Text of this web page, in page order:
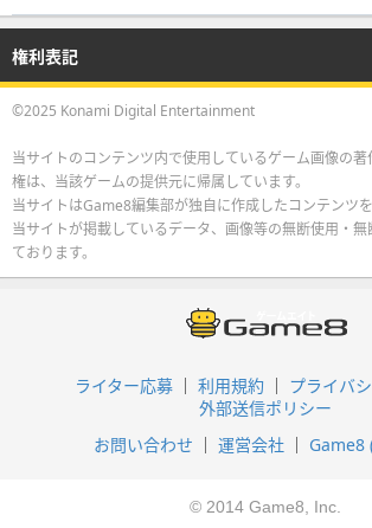
権利表記
©2025 Konami Digital Entertainment
当サイトのコンテンツ内で使用しているゲーム画像の
権は、当該ゲームの提供元に帰属しています。
当サイトはGame8編集部が独自に作成したコンテンツを
当サイトが掲載しているデータ、画像等の無断使用・
ております。
ライター応募 利用規約
プライバ
外部送信ポリシー
お問い合わせ
運営会社 Game8
© 2014 Game8, Inc.